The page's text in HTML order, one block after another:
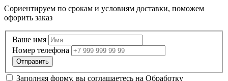
Сориентируем по срокам и условиям доставки, поможем
офорить заказ
Ваше имя
Номер телефона
Заполняя форму, вы соглашаетесь на Обработку